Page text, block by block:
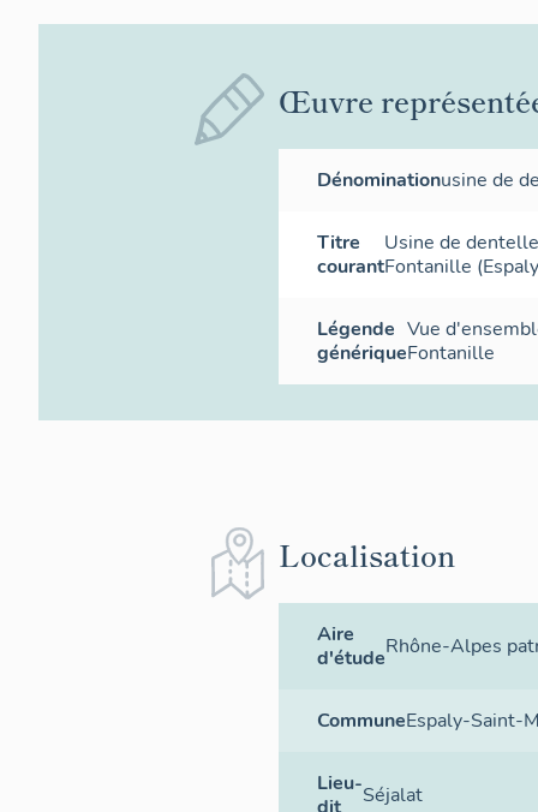
Œuvre
Dénominationusine de
Titre
courant
Usine de
Fontanille
Légende
générique
Vue
Fontanille
Localisation
Aire
d'étudeRhône-Alpes
CommuneEspaly-Saint-
Lieu-
dit
Séjalat